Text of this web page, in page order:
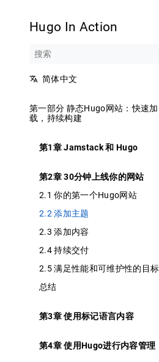
Hugo In Action
简体中文
第一部分 静态Hugo网站：快速加
载，持续构建
第1章 Jamstack 和 Hugo
第2章 30分钟上线你的网站
2.1 你的第一个Hugo网站
2.2 添加主题
2.3 添加内容
2.4 持续交付
2.5 满足性能和可维护性的目标
总结
第3章 使用标记语言内容
第4章 使用Hugo进行内容管理